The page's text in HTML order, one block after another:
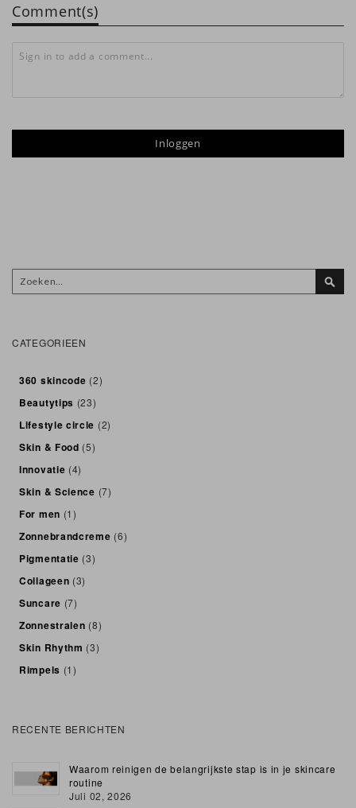
Comment(s)
Inloggen
CATEGORIEEN
360 skincode (2)
Beautytips (23)
Lifestyle circle (2)
Skin & Food (5)
Innovatie (4)
Skin & Science (7)
For men (1)
Zonnebrandcreme (6)
Pigmentatie (3)
Collageen (3)
Suncare (7)
Zonnestralen (8)
Skin Rhythm (3)
Rimpels (1)
RECENTE BERICHTEN
Waarom reinigen de belangrijkste stap is in je skincare
routine
Juli 02, 2026